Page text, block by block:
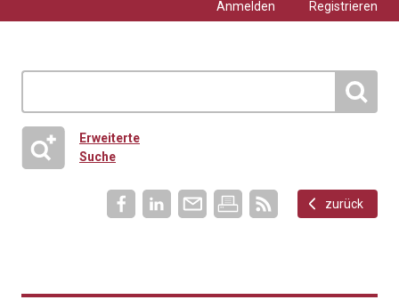
Anmelden
Registrieren
Erweiterte
Suche
zurück